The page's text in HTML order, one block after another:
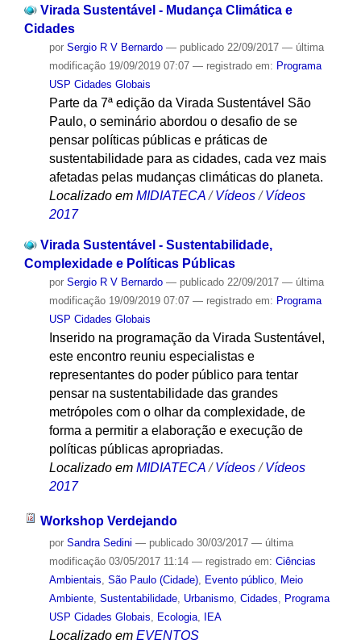
Virada Sustentável - Mudança Climática e
Cidades
por Sergio R V Bernardo — publicado22/09/2017 — última
modificação19/09/2019 07:07 — registrado em: Programa
USP Cidades Globais
Parte da 7ª edição da Virada Sustentável São
Paulo, o seminário abordou o desafio de se
pensar políticas públicas e práticas de
sustentabilidade para as cidades, cada vez mais
afetadas pelas mudanças climáticas do planeta.
Localizado em MIDIATECA /Vídeos /Vídeos
2017
Virada Sustentável - Sustentabilidade,
Complexidade e Políticas Públicas
por Sergio R V Bernardo — publicado22/09/2017 — última
modificação19/09/2019 07:07 — registrado em: Programa
USP Cidades Globais
Inserido na programação da Virada Sustentável,
este encontro reuniu especialistas e
representantes do poder público para tentar
pensar na sustentabilidade das grandes
metrópoles com o olhar da complexidade, de
forma a permitir a elaboração e execução de
políticas públicas apropriadas.
Localizado em MIDIATECA /Vídeos /Vídeos
2017
Workshop Verdejando
por Sandra Sedini — publicado30/03/2017 — última
modificação03/05/2017 11:14 — registrado em: Ciências
Ambientais, São Paulo (Cidade), Evento público, Meio
Ambiente, Sustentabilidade, Urbanismo, Cidades, Programa
USP Cidades Globais, Ecologia, IEA
Localizado em EVENTOS